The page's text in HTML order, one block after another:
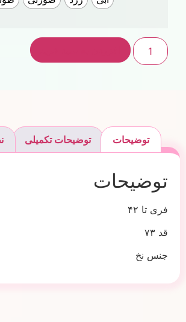
توضیحات توضیحات تکمیلی
توضیحات
فری تا ۴۲
قد ۷۳
جنس نخ